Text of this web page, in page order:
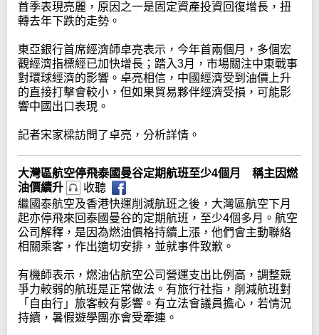
首季表現亮麗，原因之一是固定資產投資回復增長，扭
轉去年下跌的走勢。
東亞銀行首席經濟師卓亮表示，今年首兩個月，多個宏
觀經濟指標經已加快增長；踏入3月，市場關注中東戰事
對環球經濟的影響。卓亮相信，中國經濟受到油價上升
的直接打擊會較小，但如果貿易夥伴經濟受損，可能影
響中國出口表現。
記者宋家樑訪問了卓亮，分析詳情。
大灣區航空停飛泰國曼谷定期航班至少4個月 稱主因燃
油價續升
收聽
繼國泰航空及香港快運削減航班之後，大灣區航空下月
起亦停飛來回泰國曼谷的定期航班，至少4個多月。航空
公司解釋，是因為燃油價格持續上漲，他們會主動聯絡
相關乘客，作出適切安排，並就事件致歉。
有機師表示，燃油佔航空公司營運支出比例高，調整競
爭力較弱的航班是正常做法。有旅行社指，削減航班對
「自由行」旅客較有影響。有立法會議員擔心，若情況
持續，暑假遊學團亦會受牽連。